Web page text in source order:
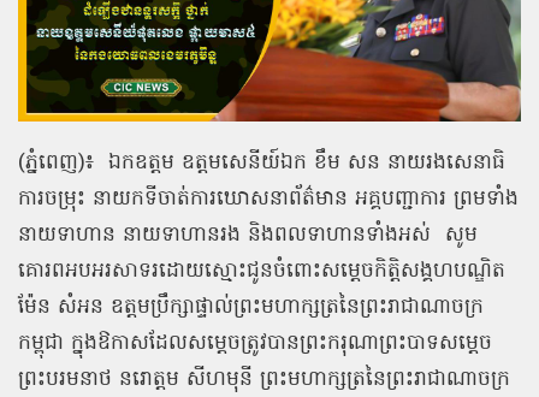
(ភ្នំពេញ)៖ ឯកឧត្ដម ឧត្តមសេនីយ៍ឯក ខឹម សន នាយរងសេនាធិ
ការចម្រុះ នាយកទីចាត់ការឃោសនាព័ត៌មាន អគ្គបញ្ជាការ ព្រមទាំង
នាយទាហាន នាយទាហានរង និងពលទាហានទាំងអស់ សូម
គោរពអបអរសាទរដោយស្មោះជូនចំពោះសម្ដេចកិត្តិសង្គហបណ្ឌិត
ម៉ែន សំអន ឧត្តមប្រឹក្សាផ្ទាល់ព្រះមហាក្សត្រនៃព្រះរាជាណាចក្រ
កម្ពុជា ក្នុងឱកាសដែលសម្ដេចត្រូវបានព្រះករុណាព្រះបាទសម្តេច
ព្រះបរមនាថ នរោត្តម សីហមុនី ព្រះមហាក្សត្រនៃព្រះរាជាណាចក្រ